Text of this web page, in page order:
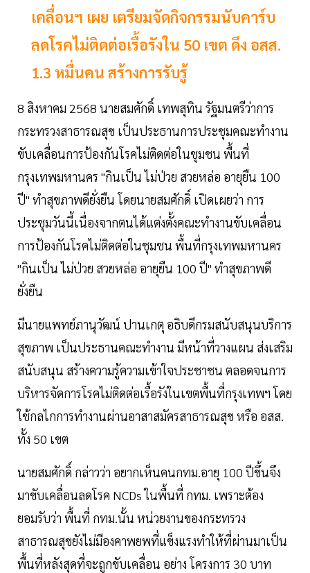
เคลื่อนฯ เผย เตรียมจัดกิจกรรมนับคาร์บ
ลดโรคไม่ติดต่อเรื้อรังใน 50 เขต ดึง อสส.
1.3 หมื่นคน สร้างการรับรู้
8 สิงหาคม 2568 นายสมศักดิ์ เทพสุทิน รัฐมนตรีว่าการ
กระทรวงสาธารณสุข เป็นประธานการประชุมคณะทำงาน
ขับเคลื่อนการป้องกันโรคไม่ติดต่อในชุมชน พื้นที่
กรุงเทพมหานคร "กินเป็น ไม่ป่วย สวยหล่อ อายุยืน 100
ปี" ทำสุขภาพดียั่งยืน โดยนายสมศักดิ์ เปิดเผยว่า การ
ประชุมวันนี้เนื่องจากตนได้แต่งตั้งคณะทำงานขับเคลื่อน
การป้องกันโรคไม่ติดต่อในชุมชน พื้นที่กรุงเทพมหานคร
"กินเป็น ไม่ป่วย สวยหล่อ อายุยืน 100 ปี" ทำสุขภาพดี
ยั่งยืน
มีนายแพทย์ภานุวัฒน์ ปานเกตุ อธิบดีกรมสนับสนุนบริการ
สุขภาพ เป็นประธานคณะทำงาน มีหน้าที่วางแผน ส่งเสริม
สนับสนุน สร้างความรู้ความเข้าใจประชาชน ตลอดจนการ
บริหารจัดการโรคไม่ติดต่อเรื้อรังในเขตพื้นที่กรุงเทพฯ โดย
ใช้กลไกการทำงานผ่านอาสาสมัครสาธารณสุข หรือ อสส.
ทั้ง 50 เขต
นายสมศักดิ์ กล่าวว่า อยากเห็นคนกทม.อายุ 100 ปีขึ้นจึง
มาขับเคลื่อนลดโรค NCDs ในพื้นที่ กทม. เพราะต้อง
ยอมรับว่า พื้นที่ กทม.นั้น หน่วยงานของกระทรวง
สาธารณสุขยังไม่มีองคาพยพที่แข็งแรงทำให้ที่ผ่านมาเป็น
พื้นที่หลังสุดที่จะถูกขับเคลื่อน อย่าง โครงการ 30 บาท